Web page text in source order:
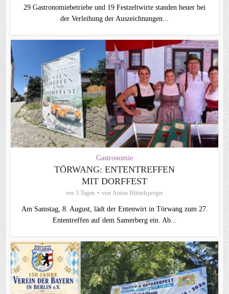
29 Gastronomiebetriebe und 19 Festzeltwirte standen heuer bei
der Verleihung der Auszeichnungen...
Gastronomie
TÖRWANG: ENTENTREFFEN
MIT DORFFEST
vor 3 Tagen von Anton Hötzelsperger
Am Samstag, 8. August, lädt der Entenwirt in Törwang zum 27.
Ententreffen auf dem Samerberg ein. Ab...